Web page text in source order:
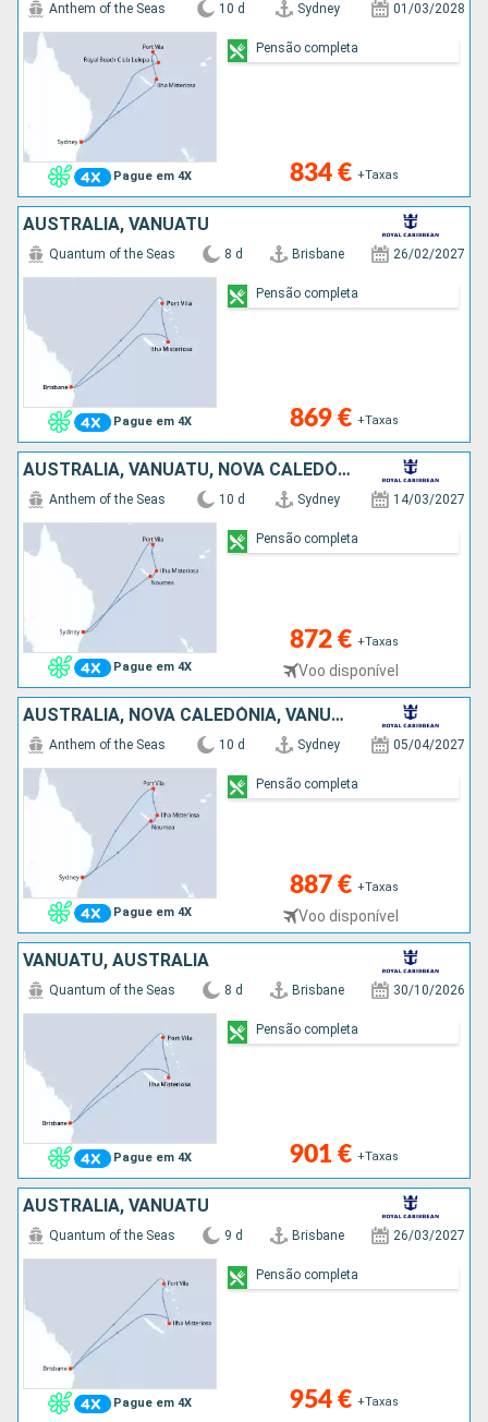
Pague em 4X
Anthem of the Seas 10 d Sydney 01/03/2028
834 € +Taxas
Pensão completa
AUSTRALIA, VANUATU
Pague em 4X
Quantum of the Seas 8 d Brisbane 26/02/2027
869 € +Taxas
Pensão completa
AUSTRALIA, VANUATU, NOVA CALEDÓNIA
Pague em 4X
Anthem of the Seas 10 d Sydney 14/03/2027
872 € +Taxas
Voo disponível
Pensão completa
AUSTRALIA, NOVA CALEDÓNIA, VANUATU
Pague em 4X
Anthem of the Seas 10 d Sydney 05/04/2027
887 € +Taxas
Voo disponível
Pensão completa
VANUATU, AUSTRALIA
Pague em 4X
Quantum of the Seas 8 d Brisbane 30/10/2026
901 € +Taxas
Pensão completa
AUSTRALIA, VANUATU
Pague em 4X
Quantum of the Seas 9 d Brisbane 26/03/2027
954 € +Taxas
Pensão completa